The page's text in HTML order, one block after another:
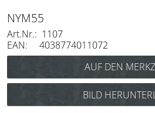
Messer / Klingen
Feather
e-kwip
Kämme
Y.S. Park
NYM55
Art.Nr.: 1107
EAN: 4038774011072
BILD